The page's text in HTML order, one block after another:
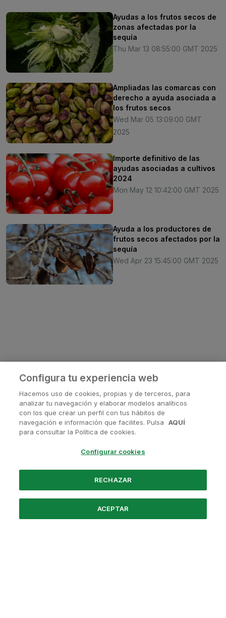
Ayudas a los frutos secos de
zonas afectadas por la
sequía
Thu Mar 13 08:55:00 GMT 2025
Ampliadas las comarcas con
derecho a ayuda asociada a
los frutos secos
Wed Mar 05 13:09:00 GMT
2025
Importe definitivo de las
ayudas asociadas a cultivos
2024
Mon May 12 10:42:00 GMT 2025
Ayuda a los productores de
frutos secos afectados por la
sequía
Wed Apr 23 15:45:00 GMT 2025
¿Tienes alguna pregunta?
Contactanos en
Powered by Santander
Configura tu experiencia web
Hacemos uso de cookies, propias y de terceros, para
analizar tu navegación y elaborar modelos analíticos
con los que crear un perfil con tus hábitos de
navegación e información que facilites. Pulsa
AQUÍ
para consultar la Política de cookies.
Configurar cookies
RECHAZAR
ACEPTAR